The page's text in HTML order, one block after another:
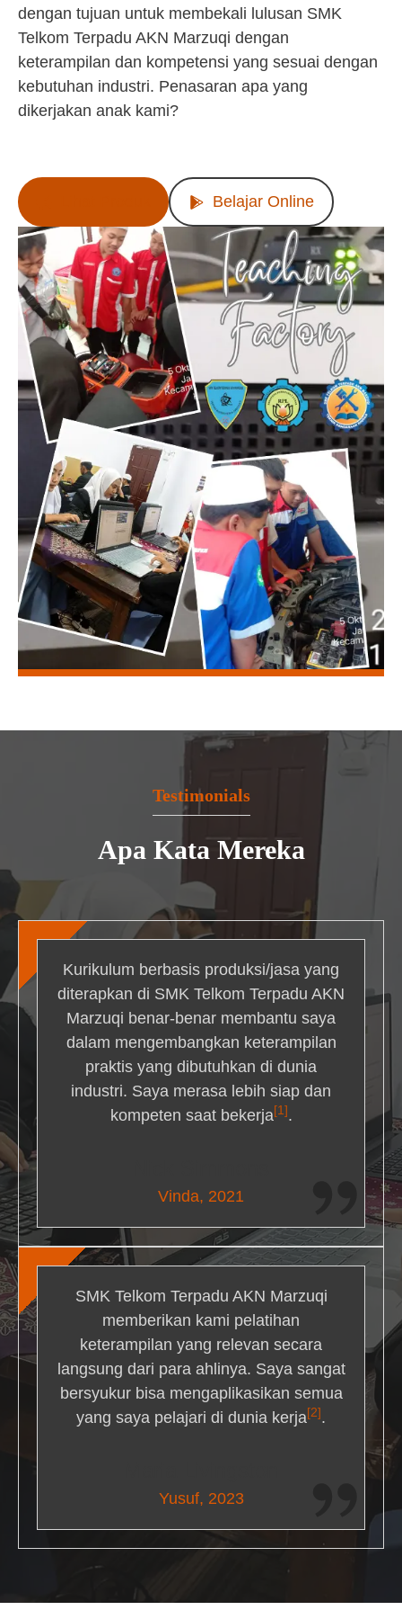
dengan tujuan untuk membekali lulusan SMK
Telkom Terpadu AKN Marzuqi dengan
keterampilan dan kompetensi yang sesuai dengan
kebutuhan industri. Penasaran apa yang
dikerjakan anak kami?
Belajar Online
Testimonials
Apa Kata Mereka
Kurikulum berbasis produksi/jasa yang
diterapkan di SMK Telkom Terpadu AKN
Marzuqi benar-benar membantu saya
dalam mengembangkan keterampilan
praktis yang dibutuhkan di dunia
industri. Saya merasa lebih siap dan
kompeten saat bekerja[1] .
Vinda, 2021
SMK Telkom Terpadu AKN Marzuqi
memberikan kami pelatihan
keterampilan yang relevan secara
langsung dari para ahlinya. Saya sangat
bersyukur bisa mengaplikasikan semua
yang saya pelajari di dunia kerja[2] .
Yusuf, 2023